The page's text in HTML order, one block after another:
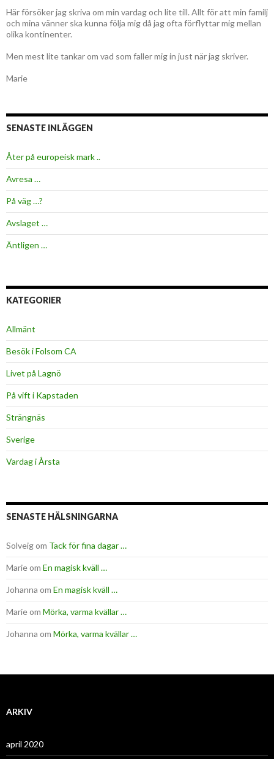
Här försöker jag skriva om min vardag och lite till. Allt för att min familj
och mina vänner ska kunna följa mig då jag ofta förflyttar mig mellan
olika kontinenter.
Men mest lite tankar om vad som faller mig in just när jag skriver.
Marie
SENASTE INLÄGGEN
Åter på europeisk mark ..
Avresa …
På väg …?
Avslaget …
Äntligen …
KATEGORIER
Allmänt
Besök i Folsom CA
Livet på Lagnö
På vift i Kapstaden
Strängnäs
Sverige
Vardag i Årsta
SENASTE HÄLSNINGARNA
Solveigom Tack för fina dagar …
Marieom En magisk kväll …
Johanna om En magisk kväll …
Marieom Mörka, varma kvällar …
Johanna om Mörka, varma kvällar …
ARKIV
april 2020